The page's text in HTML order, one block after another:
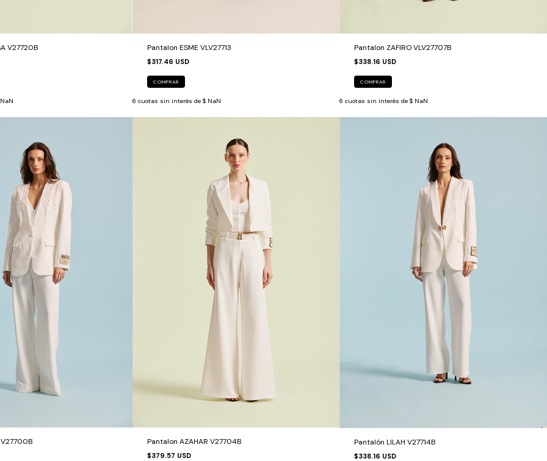
V27720B Pantalon ESME VLV27713
$317.46 USD
COMPRAR
6 cuotas sin interés de $ NaN
Pantalon ZAFIRO VLV27707B
$338.16 USD
COMPRAR
6 cuotas sin interés de$ NaN
Pantalon AZAHAR V27704B
$379.57 USD
Pantalón LILAH V27714B
$338.16 USD